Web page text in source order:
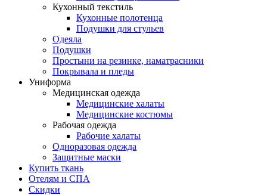
Кухонный текстиль
Кухонные полотенца
Подушки для стульев
Одеяла
Подушки
Простыни на резинке, наматрасники
Покрывала и пледы
Униформа
Медицинская одежда
Медицинские халаты
Медицинские костюмы
Рабочая одежда
Рабочие халаты
Одноразовая одежда
Защитные маски
Купить ткань
Отелям и СПА
Скидки